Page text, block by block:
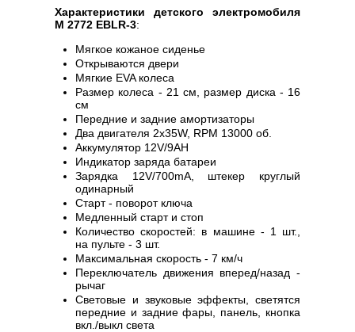
Характеристики детского электромобиля
M 2772 EBLR-3:
Мягкое кожаное сиденье
Открываются двери
Мягкие EVA колеса
Размер колеса - 21 см, размер диска - 16
см
Передние и задние амортизаторы
Два двигателя 2х35W, RPM 13000 об.
Аккумулятор 12V/9AH
Индикатор заряда батареи
Зарядка 12V/700mA, штекер круглый
одинарный
Старт - поворот ключа
Медленный старт и стоп
Количество скоростей: в машине - 1 шт.,
на пульте - 3 шт.
Максимальная скорость - 7 км/ч
Переключатель движения вперед/назад -
рычаг
Световые и звуковые эффекты, светятся
передние и задние фары, панель, кнопка
вкл./выкл света